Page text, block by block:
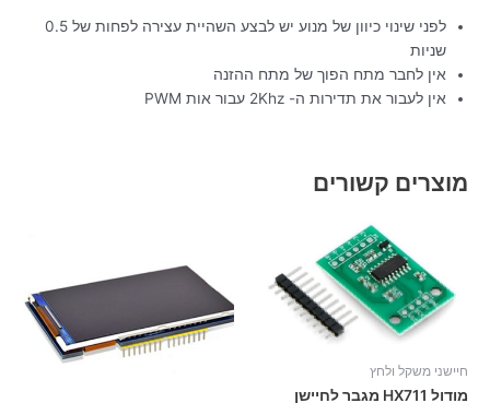
לפני שינוי כיוון של מנוע יש לבצע השהיית עצירה לפחות של 0.5
שניות
אין לחבר מתח הפוך של מתח ההזנה
אין לעבור את תדירות ה- 2Khz עבור אות PWM
מוצרים קשורים
חיישני משקל ולחץ
מודול HX711 מגבר לחיישן